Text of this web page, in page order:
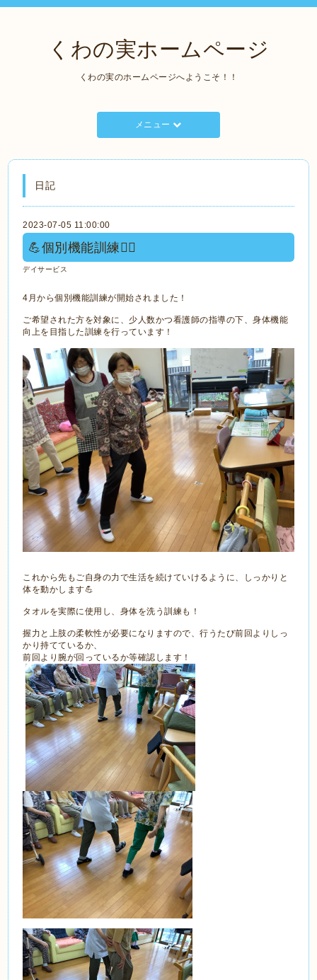
くわの実ホームページ
くわの実のホームページへようこそ！！
メニュー
日記
2023-07-05 11:00:00
💪個別機能訓練🚶‍♀️
デイサービス
4月から個別機能訓練が開始されました！
ご希望された方を対象に、少人数かつ看護師の指導の下、身体機能
向上を目指した訓練を行っています！
これから先もご自身の力で生活を続けていけるように、しっかりと
体を動かします💪
タオルを実際に使用し、身体を洗う訓練も！
握力と上肢の柔軟性が必要になりますので、行うたび前回よりしっ
かり持てているか、
前回より腕が回っているか等確認します！